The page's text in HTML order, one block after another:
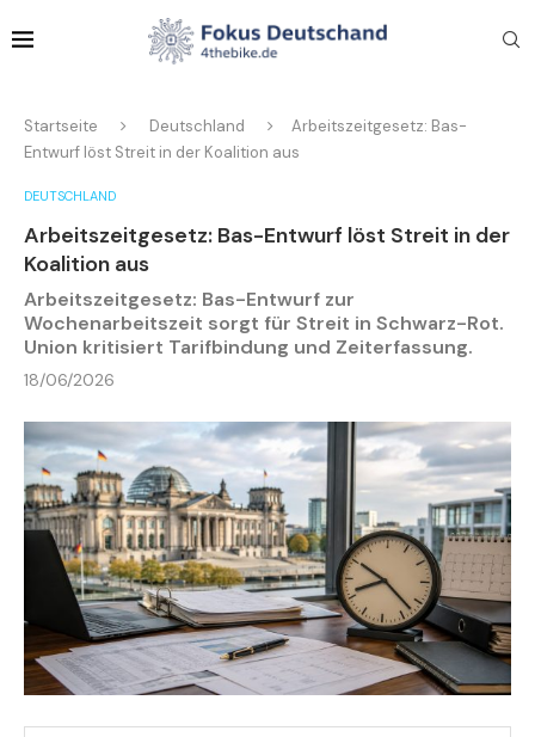
Startseite Deutschland
Arbeitszeitgesetz: Bas-
Entwurf löst Streit in der Koalition aus
DEUTSCHLAND
Arbeitszeitgesetz: Bas-Entwurf löst Streit in der
Koalition aus
Arbeitszeitgesetz: Bas-Entwurf zur
Wochenarbeitszeit sorgt für Streit in Schwarz-Rot.
Union kritisiert Tarifbindung und Zeiterfassung.
18/06/2026